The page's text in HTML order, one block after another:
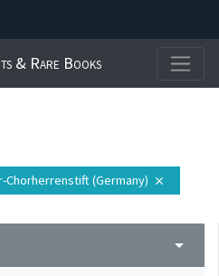
& Rare Books
: Diessen. Augustiner-Chorherrenstift‏ (Germany) close
arrow_drop_down